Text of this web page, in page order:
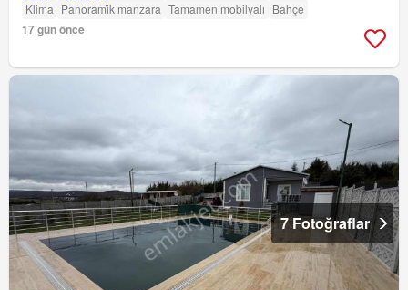
Klima Panorami̇k manzara Tamamen mobilyalı Bahçe
17 gün önce
7 Fotoğraflar